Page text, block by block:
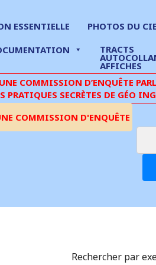
ESSENTIELLE
PHOTOS DU
TRACTS
AFFICHES
COMMISSION D’ENQUÊTE
PRATIQUES SECRÈTES DE GÉO
COMMISSION D'ENQUÊTE
Rechercher par